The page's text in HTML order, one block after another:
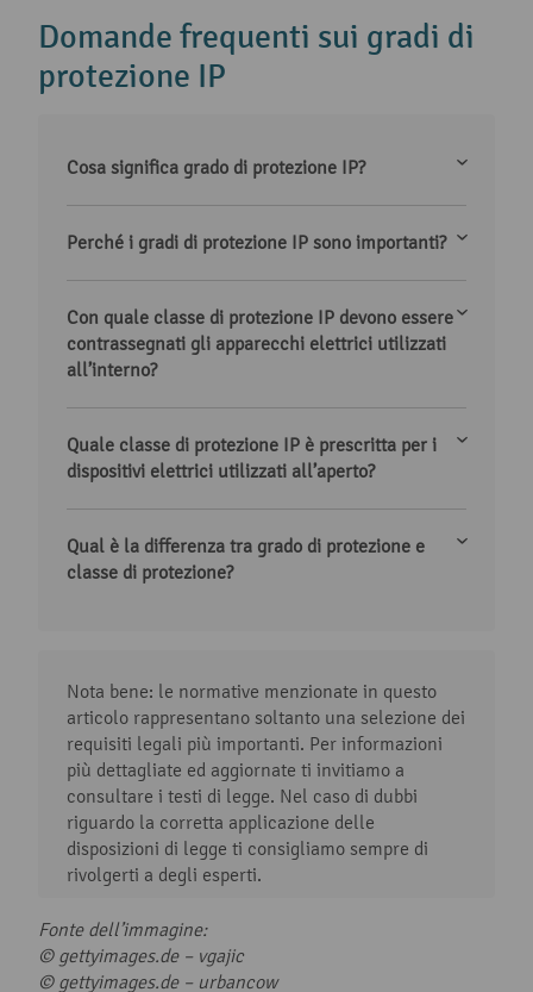
Domande frequenti sui gradi di
protezione IP
Cosa significa grado di protezione IP?
Perché i gradi di protezione IP sono importanti?
Con quale classe di protezione IP devono essere
contrassegnati gli apparecchi elettrici utilizzati
all’interno?
Quale classe di protezione IP è prescritta per i
dispositivi elettrici utilizzati all’aperto?
Qual è la differenza tra grado di protezione e
classe di protezione?
Nota bene: le normative menzionate in questo
articolo rappresentano soltanto una selezione dei
requisiti legali più importanti. Per informazioni
più dettagliate ed aggiornate ti invitiamo a
consultare i testi di legge. Nel caso di dubbi
riguardo la corretta applicazione delle
disposizioni di legge ti consigliamo sempre di
rivolgerti a degli esperti.
Fonte dell’immagine:
© gettyimages.de – vgajic
© gettyimages.de – urbancow